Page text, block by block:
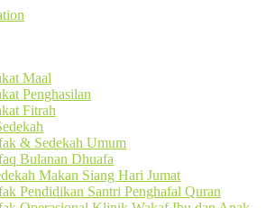
Maal
Penghasilan
Fitrah
& Sedekah Umum
Bulanan Dhuafa
Makan Siang Hari Jumat
Pendidikan Santri Penghafal Quran